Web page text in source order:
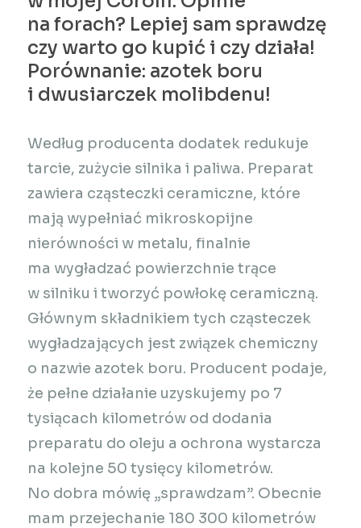
na forach? Lepiej sam sprawdzę
czy warto go kupić i czy działa!
Porównanie: azotek boru
i dwusiarczek molibdenu!
Według producenta dodatek redukuje
tarcie, zużycie silnika i paliwa. Preparat
zawiera cząsteczki ceramiczne, które
mają wypełniać mikroskopijne
nierówności w metalu, finalnie
ma wygładzać powierzchnie trące
w silniku i tworzyć powłokę ceramiczną.
Głównym składnikiem tych cząsteczek
wygładzających jest związek chemiczny
o nazwie azotek boru. Producent podaje,
że pełne działanie uzyskujemy po 7
tysiącach kilometrów od dodania
preparatu do oleju a ochrona wystarcza
na kolejne 50 tysięcy kilometrów.
No dobra mówię „sprawdzam”. Obecnie
mam przejechanie 180 300 kilometrów